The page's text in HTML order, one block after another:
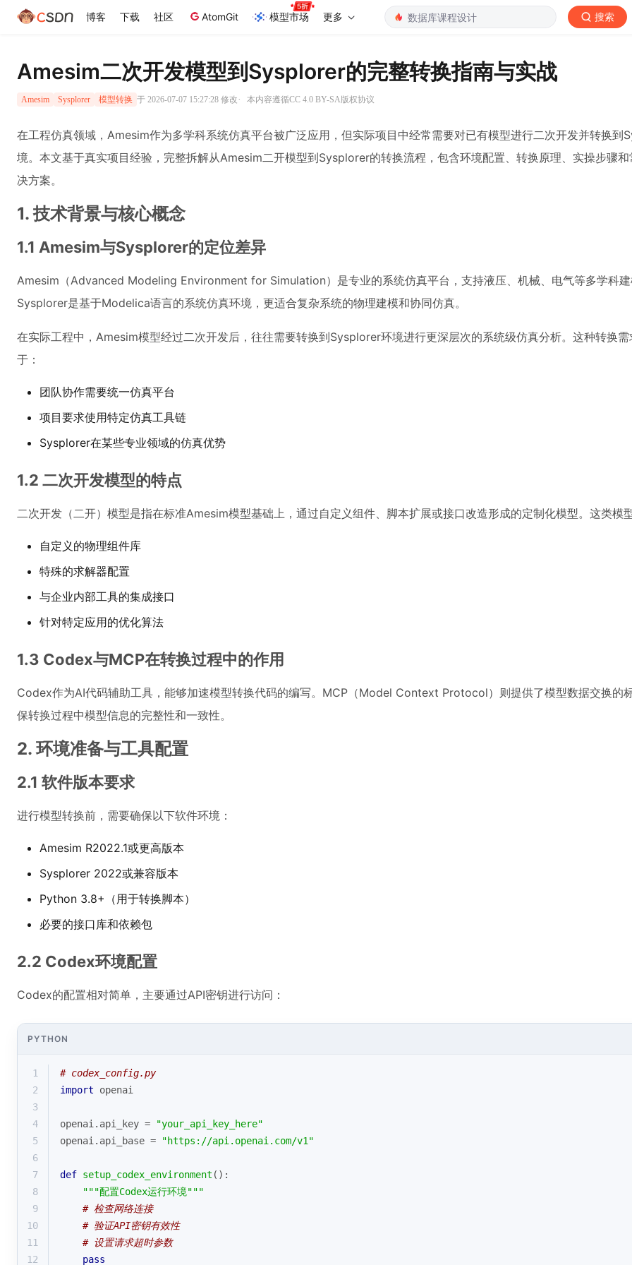
博客 下载 社区 AtomGit 模型市场 更多 搜索
Amesim二次开发模型到Sysplorer的完整转换指南与实战
Amesim Sysplorer 模型转换 于 2026-07-07 15:27:28 修改· 本内容遵循CC 4.0 BY-SA版权协议
在工程仿真领域，Amesim作为多学科系统仿真平台被广泛应用，但实际项目中经常需要对已有模型进行二次开发并转换到
境。本文基于真实项目经验，完整拆解从Amesim二开模型到Sysplorer的转换流程，包含环境配置、转换原理、实操步骤
决方案。
1. 技术背景与核心概念
1.1 Amesim与Sysplorer的定位差异
Amesim（Advanced Modeling Environment for Simulation）是专业的系统仿真平台，支持液压、机械、电气等多学科
Sysplorer是基于Modelica语言的系统仿真环境，更适合复杂系统的物理建模和协同仿真。
在实际工程中，Amesim模型经过二次开发后，往往需要转换到Sysplorer环境进行更深层次的系统级仿真分析。这种转换
于：
团队协作需要统一仿真平台
项目要求使用特定仿真工具链
Sysplorer在某些专业领域的仿真优势
1.2 二次开发模型的特点
二次开发（二开）模型是指在标准Amesim模型基础上，通过自定义组件、脚本扩展或接口改造形成的定制化模型。这类模
自定义的物理组件库
特殊的求解器配置
与企业内部工具的集成接口
针对特定应用的优化算法
1.3 Codex与MCP在转换过程中的作用
Codex作为AI代码辅助工具，能够加速模型转换代码的编写。MCP（Model Context Protocol）则提供了模型数据交换的
保转换过程中模型信息的完整性和一致性。
2. 环境准备与工具配置
2.1 软件版本要求
进行模型转换前，需要确保以下软件环境：
Amesim R2022.1或更高版本
Sysplorer 2022或兼容版本
Python 3.8+（用于转换脚本）
必要的接口库和依赖包
2.2 Codex环境配置
Codex的配置相对简单，主要通过API密钥进行访问：
PYTHON
1
# codex_config.py
2
import openai
3
4
openai.api_key =
"your_api_key_here"
5
openai.api_base =
"https://api.openai.com/v1"
6
7
def setup_codex_environment ():
8
"""配置Codex运行环境"""
9
# 检查网络连接
10
# 验证API密钥有效性
11
# 设置请求超时参数
12
pass